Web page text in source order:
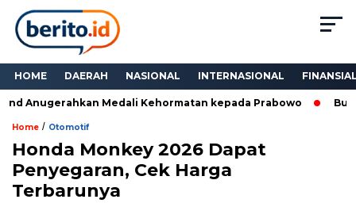
HOME DAERAH NASIONAL INTERNASIONAL
Anugerahkan Medali Kehormatan kepada Prabowo Bukan
Home / Otomotif
Honda Monkey 2026 Dapat
Penyegaran, Cek Harga
Terbarunya